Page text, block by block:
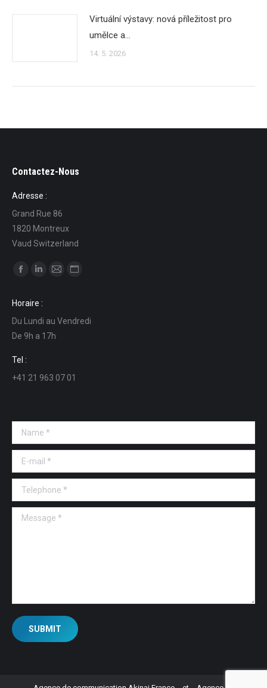
Virtuální výstavy: nová příležitost pro
umělce a…
14. 5. 2026
Contactez-Nous
Adresse :
Grand Rue 86
1820 Montreux
Vaud Switzerland
Find us on:
opens
in
new
window
opens
in
new
in
in
Horaire :
Du Lundi au Vendredi
De 9h a 17h
Tel :
+41 21 963 07 01
Name *
E-mail *
Telephone *
Message *
SUBMIT